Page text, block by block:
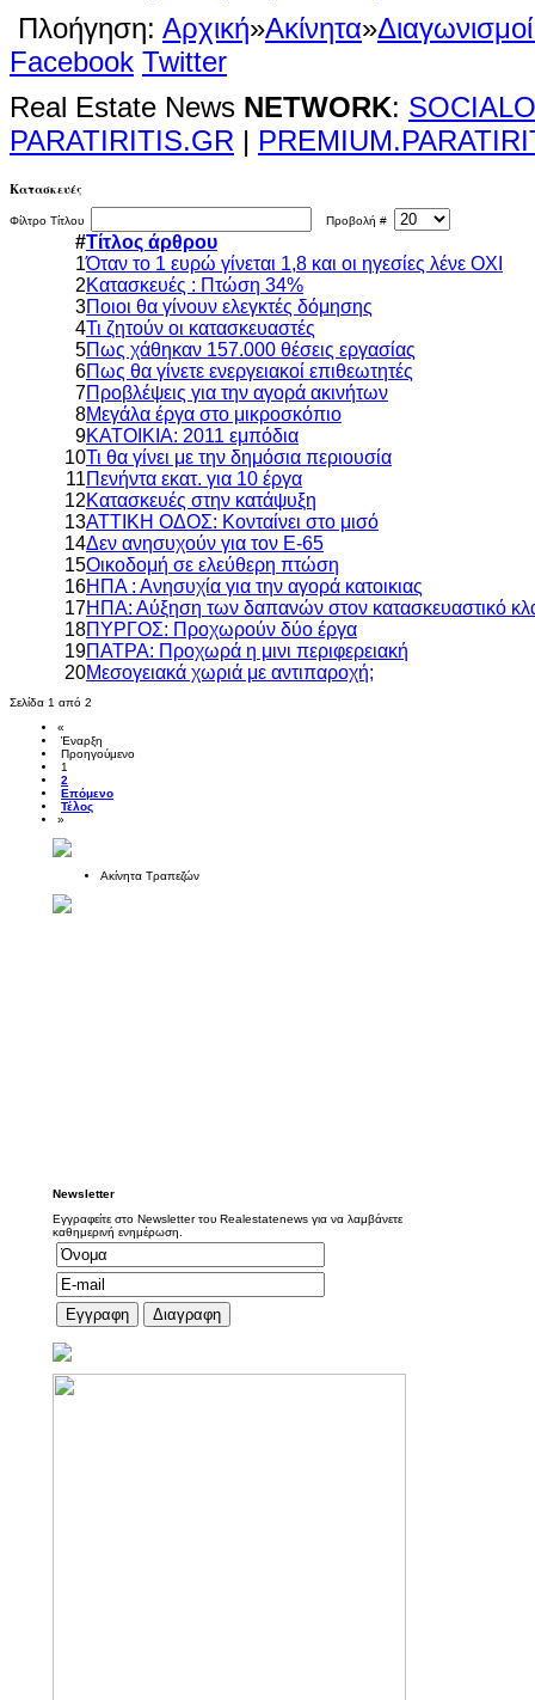
Πλοήγηση: Αρχική»Ακίνητα»
Facebook Twitter
Real Estate News NETWORK:
PARATIRITIS.GR |
Κατασκευές
Φίλτρο Τίτλου Προβολή #
#Τίτλος άρθρου
1Όταν το 1 ευρώ γίνεται 1,8 και οι ηγεσίες λένε ΟΧΙ
2Κατασκευές : Πτώση 34%
3Ποιοι θα γίνουν ελεγκτές δόμησης
4Τι ζητούν οι κατασκευαστές
5Πως χάθηκαν 157.000 θέσεις εργασίας
6Πως θα γίνετε ενεργειακοί επιθεωτητές
7Προβλέψεις για την αγορά ακινήτων
8Μεγάλα έργα στο μικροσκόπιο
9ΚΑΤΟΙΚΙΑ: 2011 εμπόδια
10Τι θα γίνει με την δημόσια περιουσία
11Πενήντα εκατ. για 10 έργα
12Κατασκευές στην κατάψυξη
13ΑΤΤΙΚΗ ΟΔΟΣ: Κονταίνει στο μισό
14Δεν ανησυχούν για τον Ε-65
15Οικοδομή σε ελεύθερη πτώση
16ΗΠΑ : Ανησυχία για την αγορά κατοικιας
17ΗΠΑ: Αύξηση των δαπανών στον κατασκευαστικό
18ΠΥΡΓΟΣ: Προχωρούν δύο έργα
19ΠΑΤΡΑ: Προχωρά η μινι περιφερειακή
20Μεσογειακά χωριά με αντιπαροχή;
Σελίδα 1 από 2
«
Έναρξη
Προηγούμενο
1
2
Επόμενο
Τέλος
»
Ακίνητα Τραπεζών
Newsletter
Εγγραφείτε στο Newsletter του Realestatenews για να λαμβάνετε
καθημερινή ενημέρωση.